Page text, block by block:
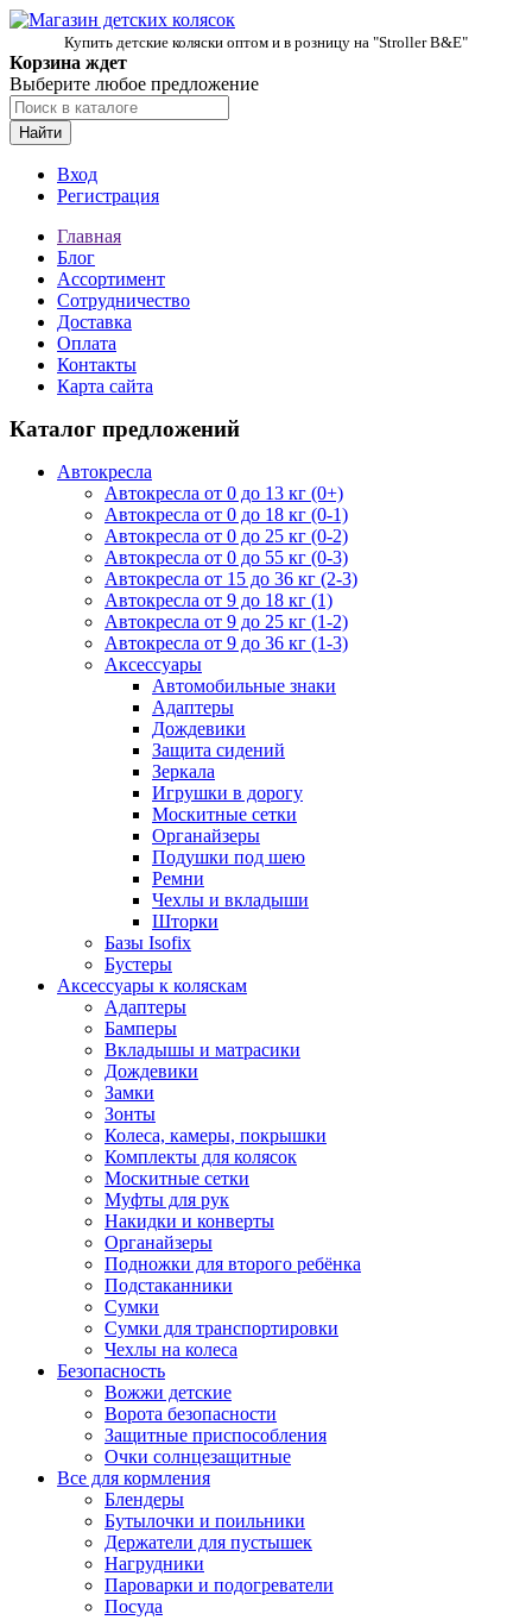
Купить детские коляски оптом и в розницу на "Stroller B&E"
Корзина ждет
Выберите любое предложение
Найти
Вход
Регистрация
Главная
Блог
Ассортимент
Сотрудничество
Доставка
Оплата
Контакты
Карта сайта
Каталог предложений
Автокресла
Автокресла от 0 до 13 кг (0+)
Автокресла от 0 до 18 кг (0-1)
Автокресла от 0 до 25 кг (0-2)
Автокресла от 0 до 55 кг (0-3)
Автокресла от 15 до 36 кг (2-3)
Автокресла от 9 до 18 кг (1)
Автокресла от 9 до 25 кг (1-2)
Автокресла от 9 до 36 кг (1-3)
Аксессуары
Автомобильные знаки
Адаптеры
Дождевики
Защита сидений
Зеркала
Игрушки в дорогу
Москитные сетки
Органайзеры
Подушки под шею
Ремни
Чехлы и вкладыши
Шторки
Базы Isofix
Бустеры
Аксессуары к коляскам
Адаптеры
Бамперы
Вкладышы и матрасики
Дождевики
Замки
Зонты
Колеса, камеры, покрышки
Комплекты для колясок
Москитные сетки
Муфты для рук
Накидки и конверты
Органайзеры
Подножки для второго ребёнка
Подстаканники
Сумки
Сумки для транспортировки
Чехлы на колеса
Безопасность
Вожжи детские
Ворота безопасности
Защитные приспособления
Очки солнцезащитные
Все для кормления
Блендеры
Бутылочки и поильники
Держатели для пустышек
Нагрудники
Пароварки и подогреватели
Посуда